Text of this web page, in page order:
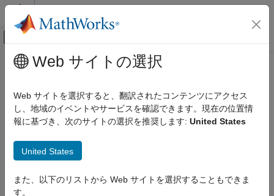
コンテンツへスキップ
オフキャンバス ナビゲーション メ
ドキュメンテーションのホーム
コード検証
Polyspace Bug Finder
Polyspace Bug Finder の結果
MISRA C:2023 命令およびルール
メインコンテンツ
MISRA C:2023 Rule 10.3
The value of an expression shall not be assigned to an object
with a narrower essential type or of a different essential type
R2024a 以降
このページをすべて展開する
説明
Web サイトの選択
Web サイトを選択すると、翻訳されたコンテンツにアクセス
し、地域のイベントやサービスを確認できます。現在の位置情
報に基づき、次のサイトの選択を推奨します: United States
United States
また、以下のリストから Web サイトを選択することもできま
す。